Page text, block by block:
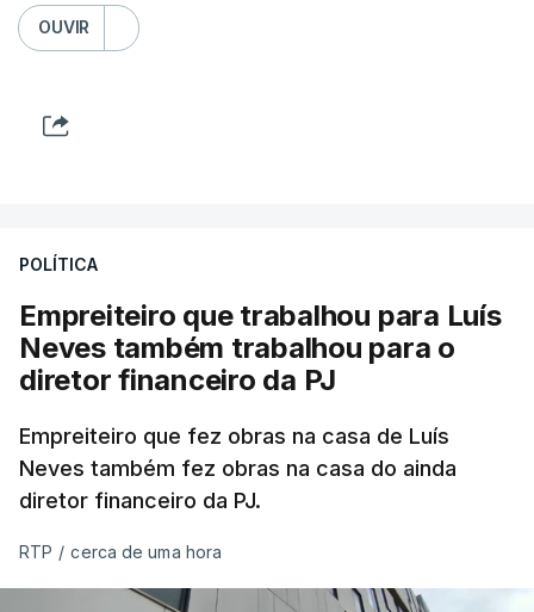
OUVIR
POLÍTICA
Empreiteiro que trabalhou para Luís
Neves também trabalhou para o
diretor financeiro da PJ
Empreiteiro que fez obras na casa de Luís
Neves também fez obras na casa do ainda
diretor financeiro da PJ.
RTP / cerca de uma hora